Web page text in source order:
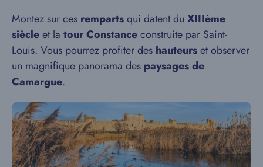
Montez sur ces rempartsqui datent du XIIIème
siècleet la tour Constanceconstruite par Saint-
Louis. Vous pourrez profiter des hauteurset observer
un magnifique panorama des paysages de
Camargue.